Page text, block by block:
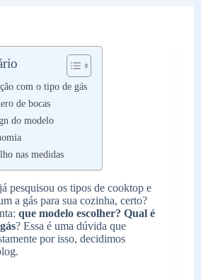
com o tipo de gás
de bocas
do modelo
nas medidas
pesquisou os tipos de cooktop e
a gás para sua cozinha, certo?
que modelo escolher? Qual é
? Essa é uma dúvida que
por isso, decidimos